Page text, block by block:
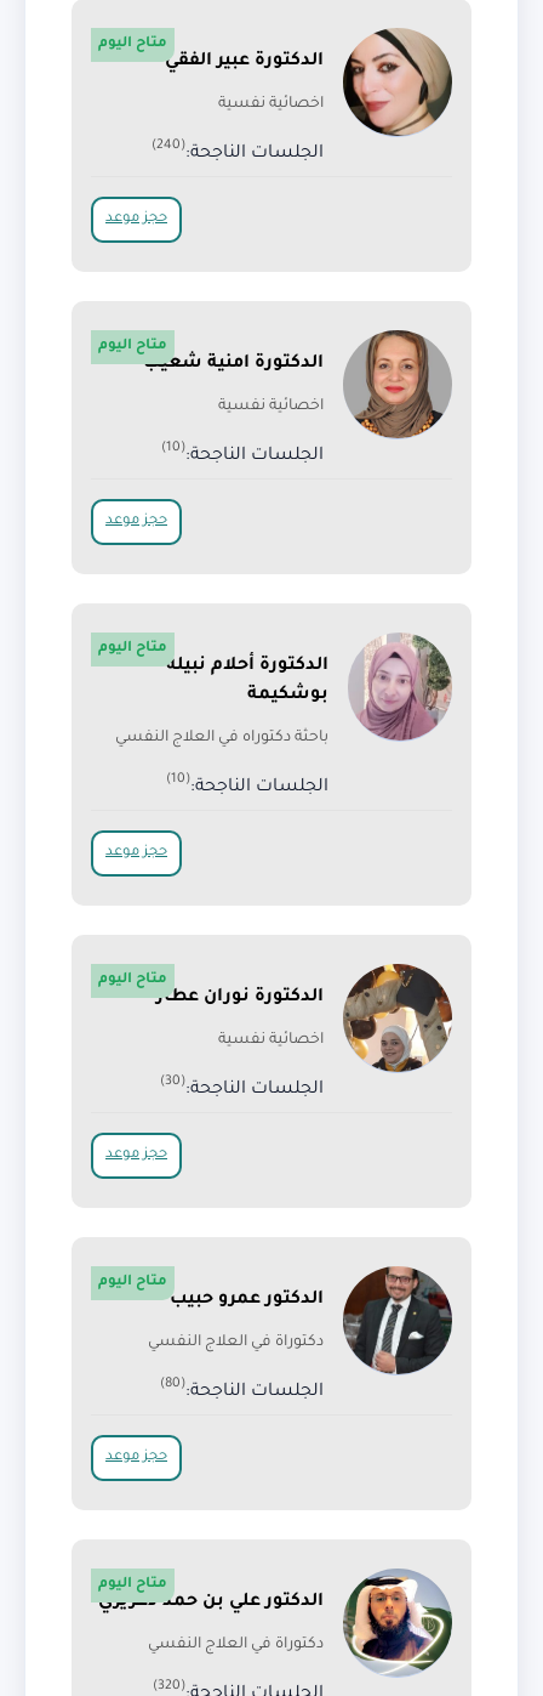
الدكتورة عبير الفقي
اخصائية نفسية
الجلسات الناجحة:(240)
متاح اليوم
حجز موعد
الدكتورة امنية شعيب
اخصائية نفسية
الجلسات الناجحة:(10)
متاح اليوم
حجز موعد
الدكتورة أحلام نبيلة
بوشكيمة
باحثة دكتوراه في العلاج النفسي
الجلسات الناجحة:(10)
متاح اليوم
حجز موعد
الدكتورة نوران عطار
اخصائية نفسية
الجلسات الناجحة:(30)
متاح اليوم
حجز موعد
الدكتور عمرو حبيب
دكتوراة في العلاج النفسي
الجلسات الناجحة:(80)
متاح اليوم
حجز موعد
الدكتور علي بن حمد دغريري
دكتوراة في العلاج النفسي
(320)
متاح اليوم